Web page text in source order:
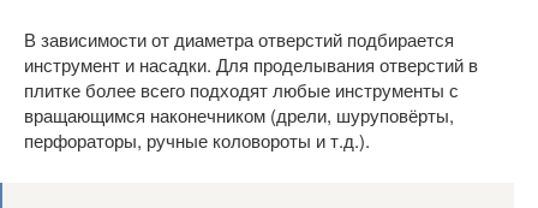
В зависимости от диаметра отверстий подбирается
инструмент и насадки. Для проделывания отверстий в
плитке более всего подходят любые инструменты с
вращающимся наконечником (дрели, шуруповёрты,
перфораторы, ручные коловороты и т.д.).